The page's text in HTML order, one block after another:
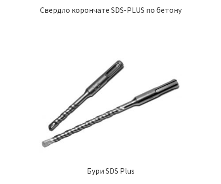
Свердло корончате SDS-PLUS по бетону
Бури SDS Plus